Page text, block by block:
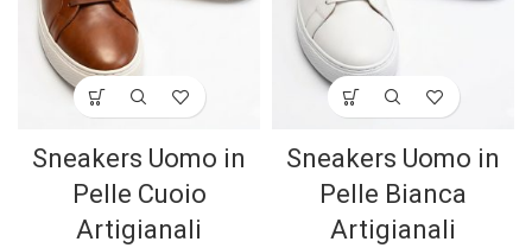
Sneakers Uomo in
Pelle Cuoio
Artigianali
Sneakers Uomo in
Pelle Bianca
Artigianali